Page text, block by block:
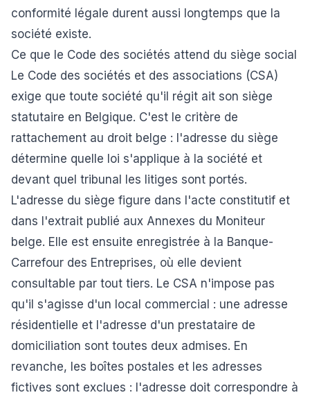
conformité légale durent aussi longtemps que la
société existe.
Ce que le Code des sociétés attend du siège social
Le Code des sociétés et des associations (CSA)
exige que toute société qu'il régit ait son siège
statutaire en Belgique. C'est le critère de
rattachement au droit belge : l'adresse du siège
détermine quelle loi s'applique à la société et
devant quel tribunal les litiges sont portés.
L'adresse du siège figure dans l'acte constitutif et
dans l'extrait publié aux Annexes du Moniteur
belge. Elle est ensuite enregistrée à la Banque-
Carrefour des Entreprises, où elle devient
consultable par tout tiers. Le CSA n'impose pas
qu'il s'agisse d'un local commercial : une adresse
résidentielle et l'adresse d'un prestataire de
domiciliation sont toutes deux admises. En
revanche, les boîtes postales et les adresses
fictives sont exclues : l'adresse doit correspondre à